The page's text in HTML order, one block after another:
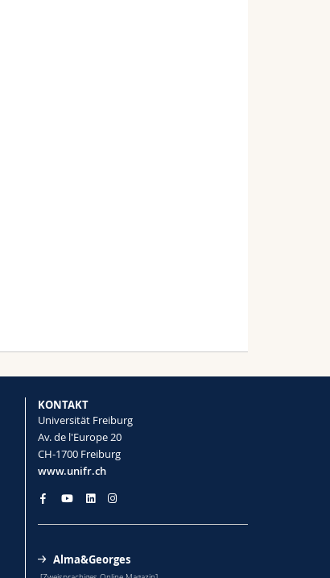
KONTAKT
Universität Freiburg
Av. de l'Europe 20
CH-1700 Freiburg
www.unifr.ch
Alma&Georges